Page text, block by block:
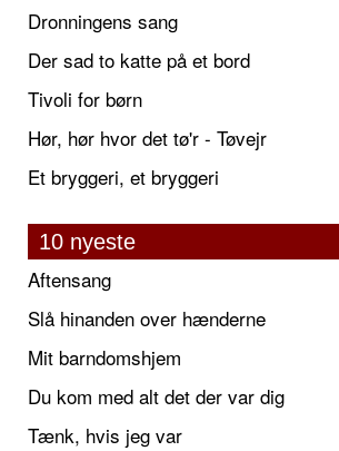
Dronningens sang
Der sad to katte på et bord
Tivoli for børn
Hør, hør hvor det tø'r - Tøvejr
Et bryggeri, et bryggeri
10 nyeste
Aftensang
Slå hinanden over hænderne
Mit barndomshjem
Du kom med alt det der var dig
Tænk, hvis jeg var